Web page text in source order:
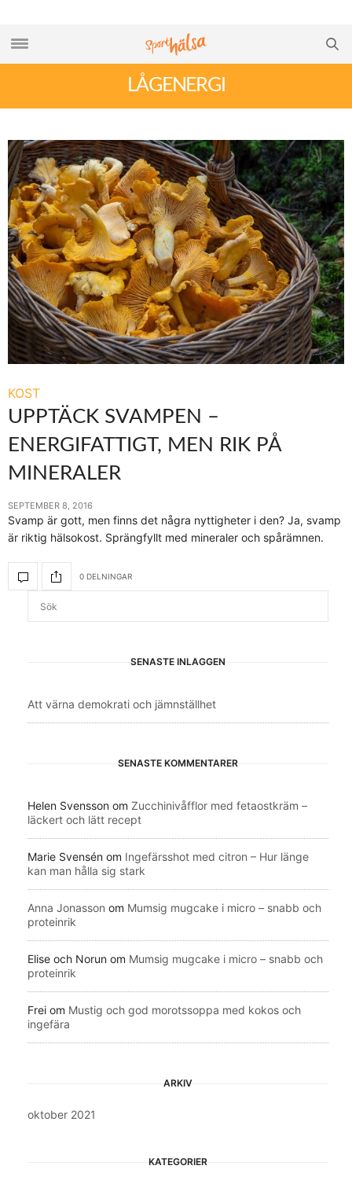
LÅGENERGI
KOST
UPPTÄCK SVAMPEN –
ENERGIFATTIGT, MEN RIK PÅ
MINERALER
SEPTEMBER 8, 2016
Svamp är gott, men finns det några nyttigheter i den? Ja, svamp
är riktig hälsokost. Sprängfyllt med mineraler och spårämnen.
0 DELNINGAR
SENASTE INLÄGGEN
Att värna demokrati och jämnställhet
SENASTE KOMMENTARER
Helen Svensson om Zucchinivåfflor med fetaostkräm –
läckert och lätt recept
Marie Svensén om Ingefärsshot med citron – Hur länge
kan man hålla sig stark
Anna Jonasson om Mumsig mugcake i micro – snabb och
proteinrik
Elise och Norun om Mumsig mugcake i micro – snabb och
proteinrik
Frei om Mustig och god morotssoppa med kokos och
ingefära
ARKIV
oktober 2021
KATEGORIER